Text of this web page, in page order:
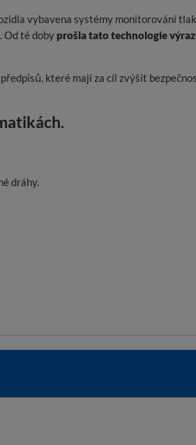
vybavena systémy monitorování
Od té doby prošla tato technologie
které mají za cíl zvýšit
dráhy.